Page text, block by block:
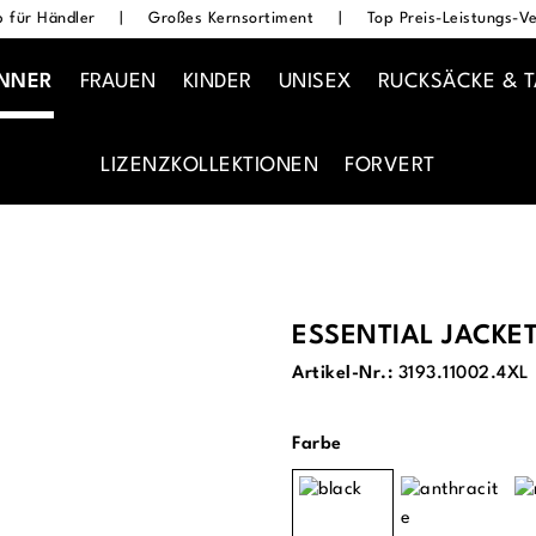
für Händler Großes Kernsortiment Top Preis-Leistungs-
FRAUEN KINDER UNISEX RUCKSÄCKE &
LIZENZKOLLEKTIONEN FORVERT
ESSENTIAL
Artikel-Nr.: 3193.11002.4XL
Farbeauswählen